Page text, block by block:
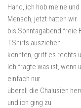
Hand, ich hob meine
Mensch, jetzt hatten wir
bis Sonntagabend freie
T-Shirts ausziehen
könnten, griff es rechts
Ich fragte was ist, wenn
einfach nur
überall die Chalusien
und ich ging zu